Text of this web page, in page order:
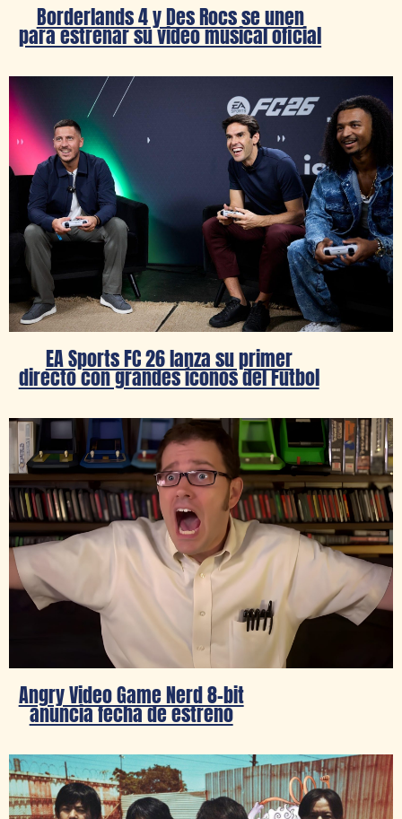
Borderlands 4 y Des Rocs se unen
para estrenar su video musical oficial
EA Sports FC 26 lanza su primer
directo con grandes íconos del Futbol
Angry Video Game Nerd 8-bit
anuncia fecha de estreno